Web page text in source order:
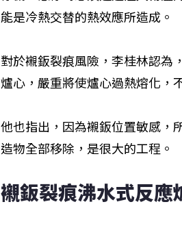
能是冷熱交替的熱效應所造成。
對於襯鈑裂痕風險，李桂林認為
爐心，嚴重將使爐心過熱熔化，
他也指出，因為襯鈑位置敏感，
造物全部移除，是很大的工程。
襯鈑裂痕沸水式反應